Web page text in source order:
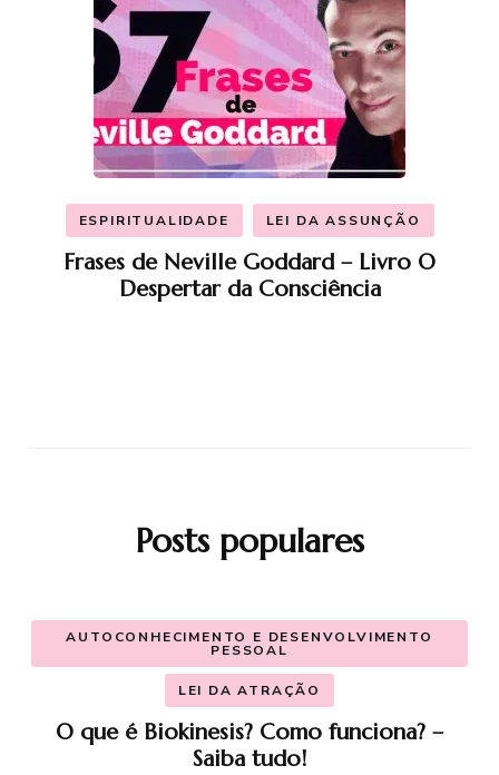
ESPIRITUALIDADE LEI DA ASSUNÇÃO
Frases de Neville Goddard – Livro O
Despertar da Consciência
Posts populares
AUTOCONHECIMENTO E DESENVOLVIMENTO
PESSOAL
LEI DA ATRAÇÃO
O que é Biokinesis? Como funciona? –
Saiba tudo!